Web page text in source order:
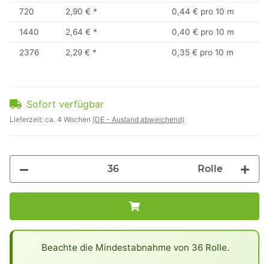
720 2,90 € * 0,44 € pro 10 m
1440 2,64 € * 0,40 € pro 10 m
2376 2,29 € * 0,35 € pro 10 m
Sofort verfügbar
Lieferzeit: ca. 4 Wochen (DE - Ausland abweichend)
Rolle
Beachte die Mindestabnahme von 36 Rolle.